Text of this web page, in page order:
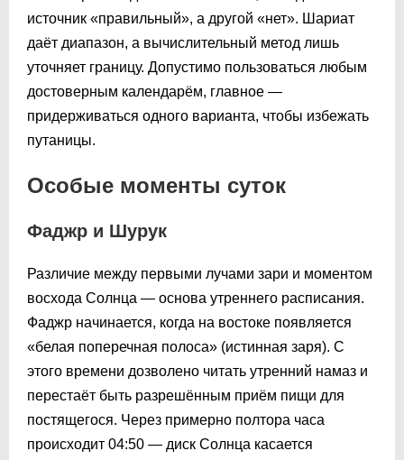
источник «правильный», а другой «нет». Шариат
даёт диапазон, а вычислительный метод лишь
уточняет границу. Допустимо пользоваться любым
достоверным календарём, главное —
придерживаться одного варианта, чтобы избежать
путаницы.
Особые моменты суток
Фаджр и Шурук
Различие между первыми лучами зари и моментом
восхода Солнца — основа утреннего расписания.
Фаджр начинается, когда на востоке появляется
«белая поперечная полоса» (истинная заря). С
этого времени дозволено читать утренний намаз и
перестаёт быть разрешённым приём пищи для
постящегося. Через примерно полтора часа
происходит 04:50 — диск Солнца касается